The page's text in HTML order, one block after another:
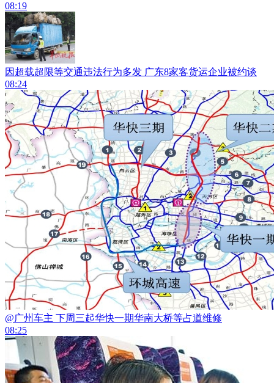
08:19
因超载超限等交通违法行为多发 广东8家客货运企业被约谈
08:24
@广州车主 下周三起华快一期华南大桥等占道维修
08:25